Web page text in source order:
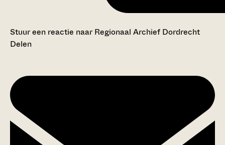
Stuur een reactie naar Regionaal Archief Dordrecht
Delen